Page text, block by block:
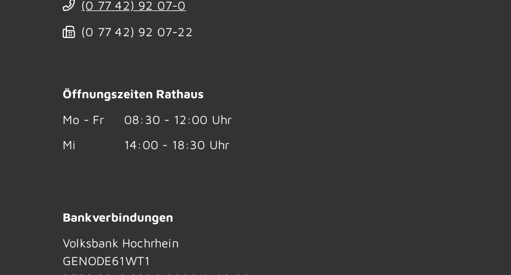
(0 77 42) 92 07-0
(0 77 42) 92 07-22
Öffnungszeiten Rathaus
Mo - Fr
08:30 - 12:00 Uhr
Mi
14:00 - 18:30 Uhr
Bankverbindungen
Volksbank Hochrhein
GENODE61WT1